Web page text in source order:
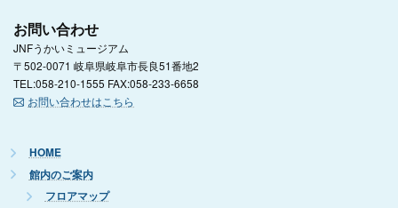
お問い合わせ
JNFうかいミュージアム
〒502-0071 岐阜県岐阜市長良51番地2
TEL:058-210-1555 FAX:058-233-6658
お問い合わせはこちら
HOME
館内のご案内
フロアマップ